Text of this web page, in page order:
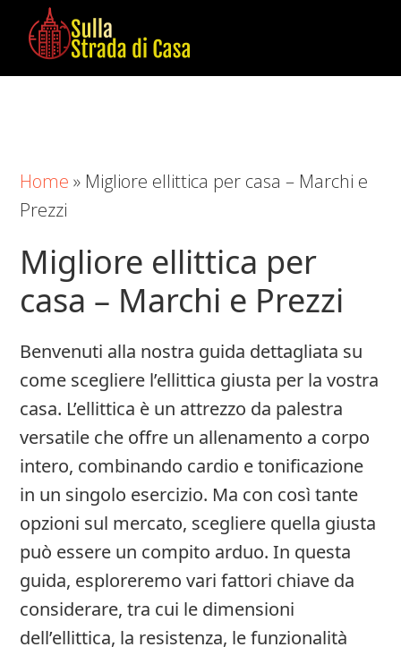
main
primary
footer
Sulla
in
Casa
Home » Migliore ellittica per casa – Marchi e
Prezzi
Migliore ellittica per
casa – Marchi e Prezzi
Benvenuti alla nostra guida dettagliata su
come scegliere l’ellittica giusta per la vostra
casa. L’ellittica è un attrezzo da palestra
versatile che offre un allenamento a corpo
intero, combinando cardio e tonificazione
in un singolo esercizio. Ma con così tante
opzioni sul mercato, scegliere quella giusta
può essere un compito arduo. In questa
guida, esploreremo vari fattori chiave da
considerare, tra cui le dimensioni
dell’ellittica, la resistenza, le funzionalità